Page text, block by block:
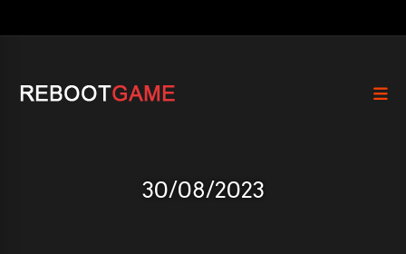
30/08/2023